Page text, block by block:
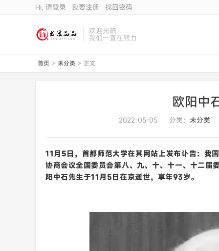
Hi, 请登录 我要注册 找回密码
欢迎光临
我们一直在努力
首页 > 未分类 > 正文
欧阳中
2022-05-05 分类： 未分类
11月5日，首都师范大学在其网站上发布讣告：我
协商会议全国委员会第八、九、十、十一、十二届
阳中石先生于11月5日在京逝世，享年93岁。